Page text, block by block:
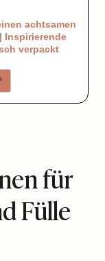
achtsamen
Inspirierende
verpackt
für
Fülle